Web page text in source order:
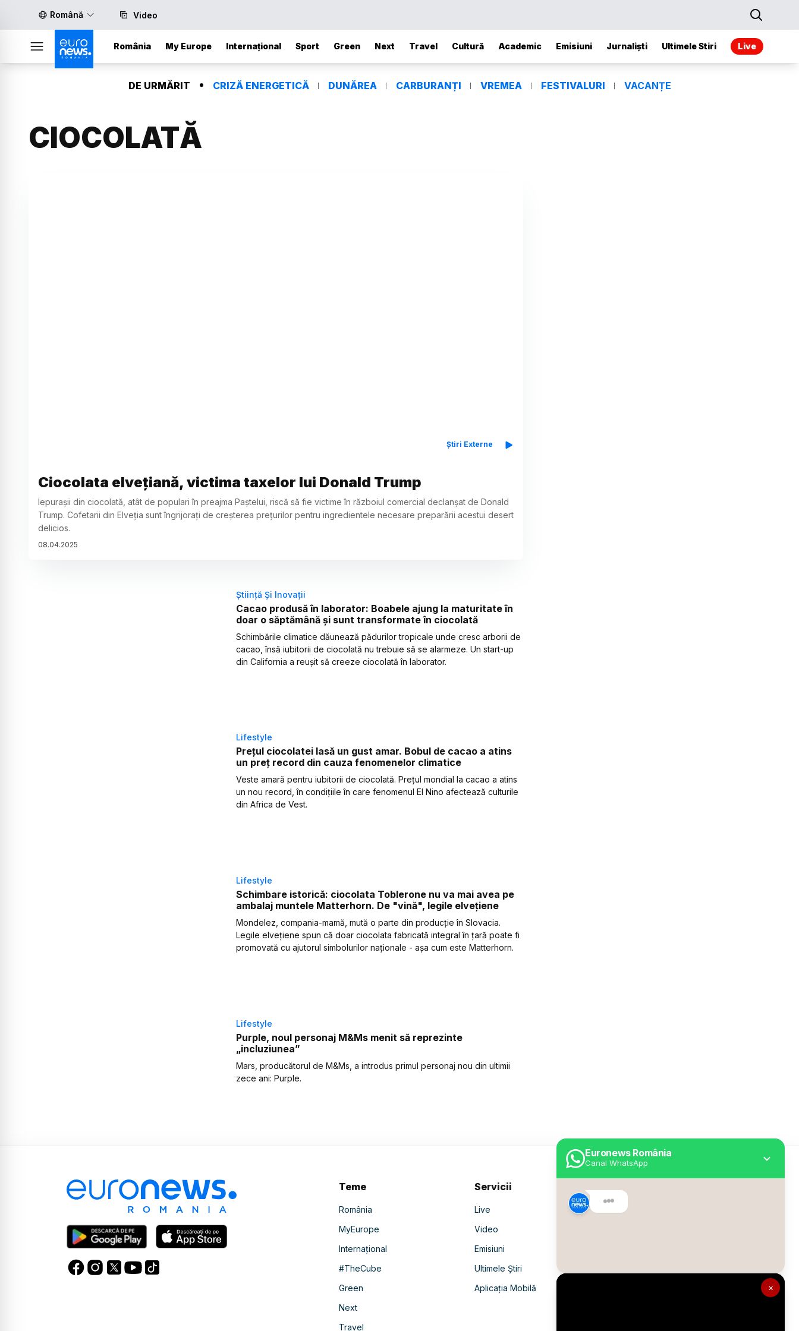
Română Video
România My Europe Internațional Sport Green Next Travel Cultură Academic Emisiuni Jurnaliști Ultimele Stiri Live
×
Euronews România
Canal WhatsApp
DE URMĂRIT CRIZĂ ENERGETICĂ DUNĂREA CARBURANȚI VREMEA FESTIVALURI VACANȚE
CIOCOLATĂ
Știri Externe
Ciocolata elvețiană, victima taxelor lui Donald Trump
Iepurașii din ciocolată, atât de populari în preajma Paștelui, riscă să fie victime în războiul comercial declanșat de Donald
Trump. Cofetarii din Elveția sunt îngrijorați de creșterea prețurilor pentru ingredientele necesare preparării acestui desert
delicios.
08.04.2025
Știință Și Inovații
Cacao produsă în laborator: Boabele ajung la maturitate în
doar o săptămână și sunt transformate în ciocolată
Schimbările climatice dăunează pădurilor tropicale unde cresc arborii de
cacao, însă iubitorii de ciocolată nu trebuie să se alarmeze. Un start-up
din California a reușit să creeze ciocolată în laborator.
Lifestyle
Prețul ciocolatei lasă un gust amar. Bobul de cacao a atins
un preț record din cauza fenomenelor climatice
Veste amară pentru iubitorii de ciocolată. Prețul mondial la cacao a atins
un nou record, în condițiile în care fenomenul El Nino afectează culturile
din Africa de Vest.
Lifestyle
Schimbare istorică: ciocolata Toblerone nu va mai avea pe
ambalaj muntele Matterhorn. De "vină", legile elvețiene
Mondelez, compania-mamă, mută o parte din producție în Slovacia.
Legile elvețiene spun că doar ciocolata fabricată integral în țară poate fi
promovată cu ajutorul simbolurilor naționale - așa cum este Matterhorn.
Lifestyle
Purple, noul personaj M&Ms menit să reprezinte
„incluziunea”
Mars, producătorul de M&Ms, a introdus primul personaj nou din ultimii
zece ani: Purple.
Teme
România
MyEurope
Internațional
#TheCube
Green
Next
Travel
Servicii
Live
Video
Emisiuni
Ultimele Știri
Aplicația Mobilă
Despre Euronews